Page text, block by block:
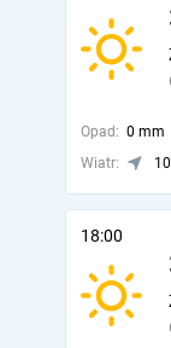
Opad: 0 mm
Wiatr:
18:00